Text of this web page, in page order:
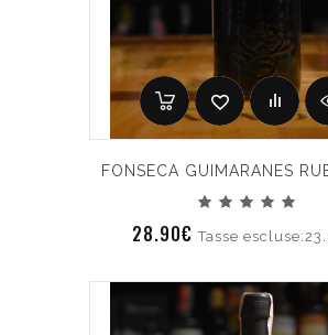
FONSECA GUIMARANES
28.90€Tasse